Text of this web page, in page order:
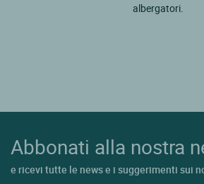
albergatori.
Abbonati alla nostra
e ricevi tutte le news e i suggerimenti sui